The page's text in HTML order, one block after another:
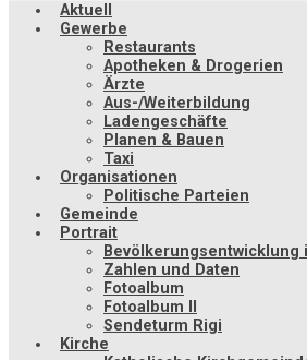
Aktuell
Gewerbe
Restaurants
Apotheken & Drogerien
Ärzte
Aus-/Weiterbildung
Ladengeschäfte
Planen & Bauen
Taxi
Organisationen
Politische Parteien
Gemeinde
Portrait
Bevölkerungsentwicklung
Zahlen und Daten
Fotoalbum
Fotoalbum II
Sendeturm Rigi
Kirche